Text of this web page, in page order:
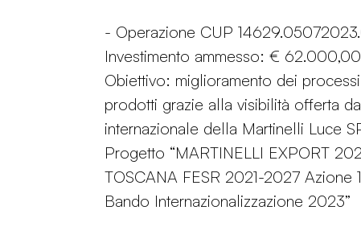
- Operazione CUP
Investimento ammesso: €
Obiettivo: miglioramento dei
prodotti grazie alla visibilità offerta
internazionale della Martinelli Luce
Progetto “MARTINELLI EXPORT
TOSCANA FESR 2021-2027 Azione
Bando Internazionalizzazione 2023”